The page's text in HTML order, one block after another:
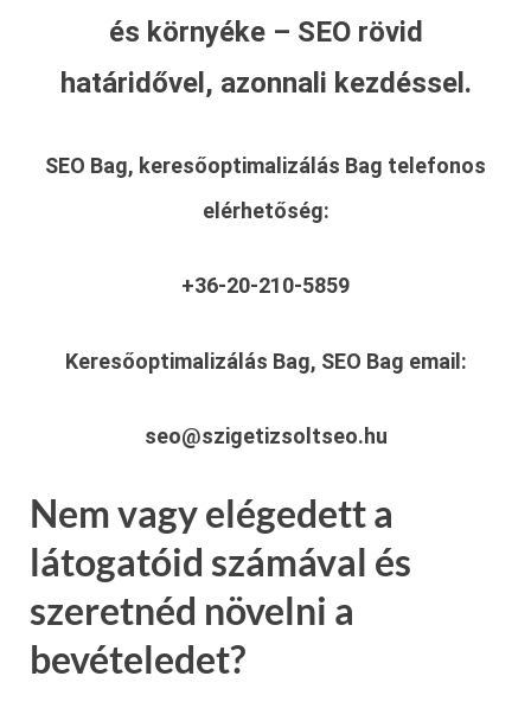
és környéke – SEO rövid
határidővel, azonnali kezdéssel.
SEO Bag, keresőoptimalizálás Bag telefonos
elérhetőség:
+36-20-210-5859
Keresőoptimalizálás Bag, SEO Bag email:
seo@szigetizsoltseo.hu
Nem vagy elégedett a
látogatóid számával és
szeretnéd növelni a
bevételedet?